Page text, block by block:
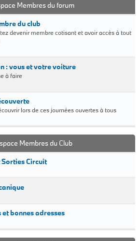
Membres du forum
du club
devenir membre cotisant et avoir accès à tout
: vous et votre voiture
à faire
lors de ces journées ouvertes à tous
Membres du Club
Circuit
bonnes adresses